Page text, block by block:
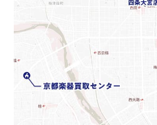
10.1本アンケートの概要
10.2